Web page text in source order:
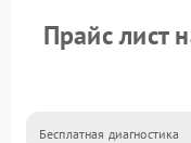
Прайс лист
Бесплатная диагностика